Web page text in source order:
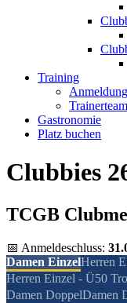
Training
Trainerteam
Gastronomie
Platz buchen
Clubbies
TCGB
📅 Anmeldeschluss:
Damen EinzelHerren
Herren Einzel - Ü50
Damen DoppelDamen